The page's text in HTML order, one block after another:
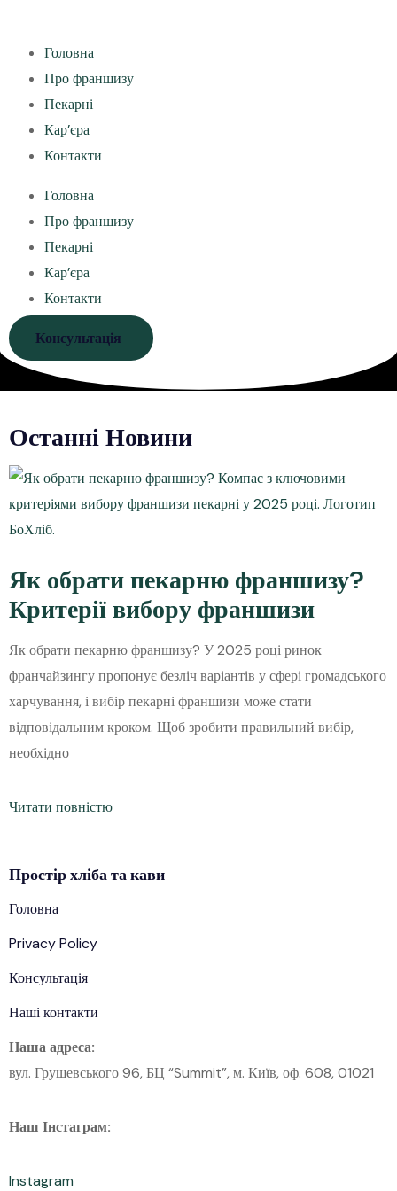
Головна
Про франшизу
Пекарні
Кар’єра
Контакти
Головна
Про франшизу
Пекарні
Кар’єра
Контакти
Консультація
Останні Новини
Як обрати пекарню франшизу?
Критерії вибору франшизи
Як обрати пекарню франшизу? У 2025 році ринок
франчайзингу пропонує безліч варіантів у сфері громадського
харчування, і вибір пекарні франшизи може стати
відповідальним кроком. Щоб зробити правильний вибір,
необхідно
Читати повністю
Простірхлібата кави
Головна
Privacy Policy
Консультація
Наші контакти
Наша адреса:
вул. Грушевського 96, БЦ “Summit”, м. Київ, оф. 608, 01021
Наш Інстаграм:
Instagram